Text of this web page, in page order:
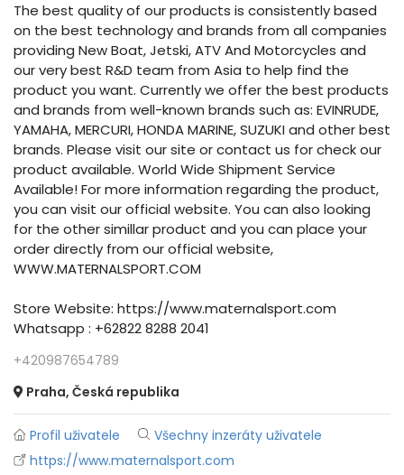
The best quality of our products is consistently based
on the best technology and brands from all companies
providing New Boat, Jetski, ATV And Motorcycles and
our very best R&D team from Asia to help find the
product you want. Currently we offer the best products
and brands from well-known brands such as: EVINRUDE,
YAMAHA, MERCURI, HONDA MARINE, SUZUKI and other best
brands. Please visit our site or contact us for check our
product available. World Wide Shipment Service
Available! For more information regarding the product,
you can visit our official website. You can also looking
for the other simillar product and you can place your
order directly from our official website,
WWW.MATERNALSPORT.COM
Store Website: https://www.maternalsport.com
Whatsapp : +62822 8288 2041
+420987654789
Praha, Česká republika
Profil uživatele
Všechny inzeráty uživatele
https://www.maternalsport.com